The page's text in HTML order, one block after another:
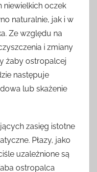
niewielkich oczek
naturalnie, jak i w
Ze względu na
i zmiany
żaby ostropalcej
następuje
lub skażenie
zasięg istotne
Płazy, jako
uzależnione są
ostropalca